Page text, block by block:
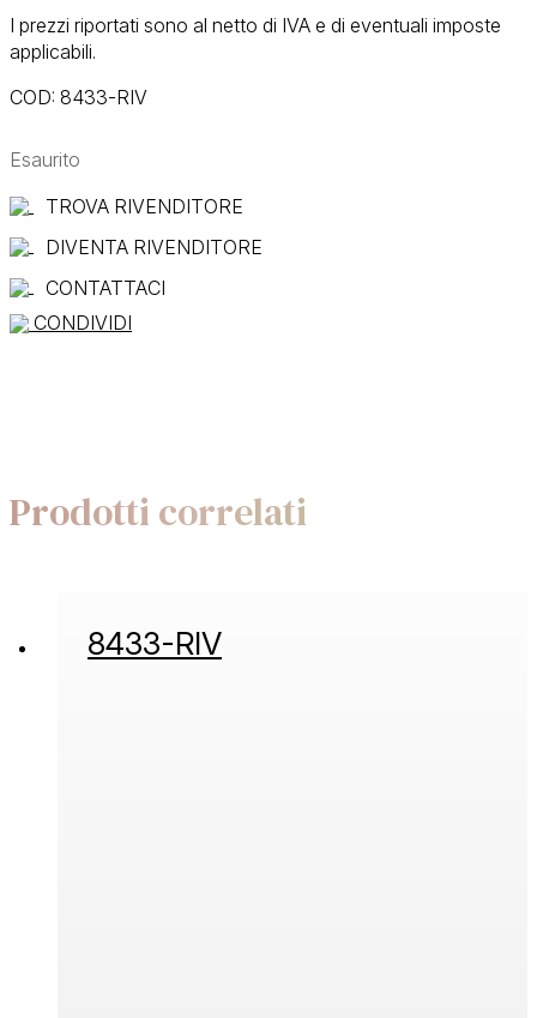
I prezzi riportati sono al netto di IVA e di eventuali imposte
applicabili.
COD: 8433-RIV
Esaurito
TROVA RIVENDITORE
DIVENTA RIVENDITORE
CONTATTACI
CONDIVIDI
Prodotti correlati
8433-RIV